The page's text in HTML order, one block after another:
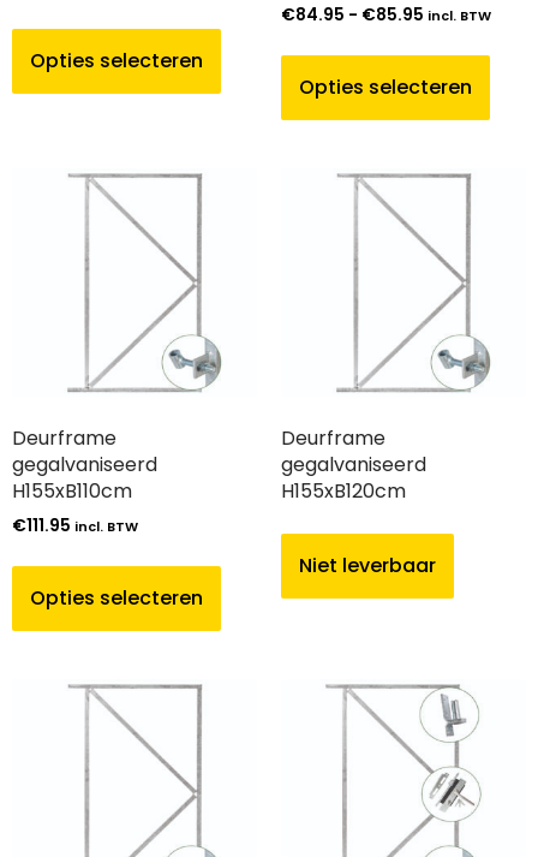
Opties selecteren
€84.95 - €85.95 incl. BTW
Opties selecteren
Deurframe
gegalvaniseerd
H155xB110cm
€111.95 incl. BTW
Opties selecteren
Deurframe
gegalvaniseerd
H155xB120cm
Niet leverbaar